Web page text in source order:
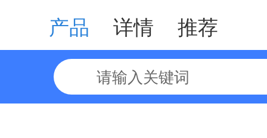
wrp-全讯
产品 详情 推荐